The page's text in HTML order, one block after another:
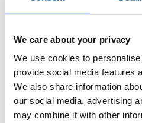
We care about your privacy
We use cookies to
provide social media features
We also share information
our social media, advertising
may combine it with other
Storytelling
Παρασκευή, 18 Νοεμβρίου 2022
Προσθήκη στο ημερολόγιό σας
Online,